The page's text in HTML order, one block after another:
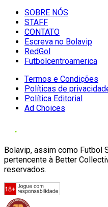
SOBRE NÓS
STAFF
CONTATO
Escreva no Bolavip
RedGol
Futbolcentroamerica
Termos e Condições
Políticas de
Política Editorial
Ad Choices
Bolavip, assim como Futbol
pertencente à Better
reservados.